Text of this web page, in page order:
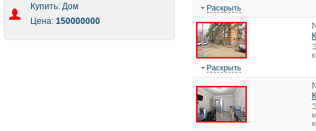
Купить: Дом
Цена: 150000000
Раскрыть
Раскрыть